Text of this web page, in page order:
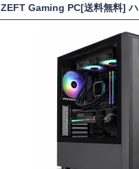
ZEFT Gaming PC[送料無料]